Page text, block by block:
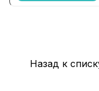
Назад к